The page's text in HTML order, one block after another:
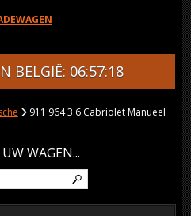
BELGIË: 06:57:18
911 964 3.6 Cabriolet Manueel
WAGEN...